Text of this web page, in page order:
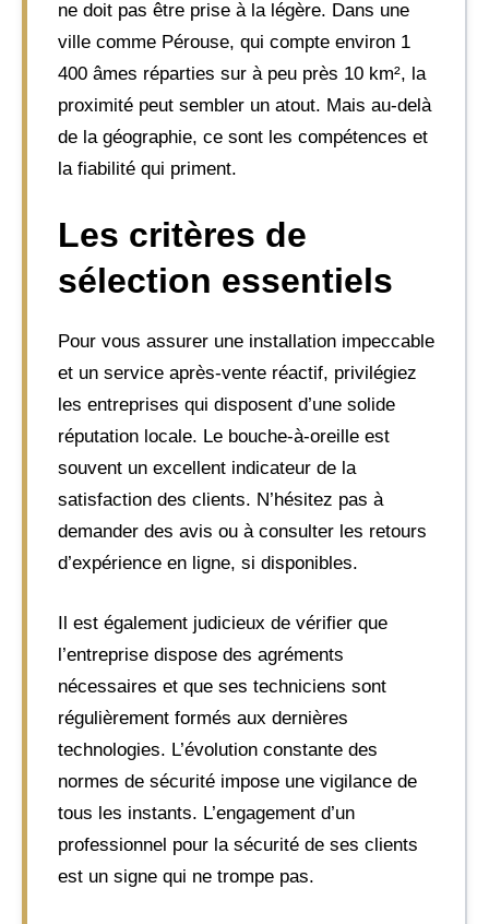
ne doit pas être prise à la légère. Dans une
ville comme Pérouse, qui compte environ 1
400 âmes réparties sur à peu près 10 km², la
proximité peut sembler un atout. Mais au-delà
de la géographie, ce sont les compétences et
la fiabilité qui priment.
Les critères de
sélection essentiels
Pour vous assurer une installation impeccable
et un service après-vente réactif, privilégiez
les entreprises qui disposent d’une solide
réputation locale. Le bouche-à-oreille est
souvent un excellent indicateur de la
satisfaction des clients. N’hésitez pas à
demander des avis ou à consulter les retours
d’expérience en ligne, si disponibles.
Il est également judicieux de vérifier que
l’entreprise dispose des agréments
nécessaires et que ses techniciens sont
régulièrement formés aux dernières
technologies. L’évolution constante des
normes de sécurité impose une vigilance de
tous les instants. L’engagement d’un
professionnel pour la sécurité de ses clients
est un signe qui ne trompe pas.